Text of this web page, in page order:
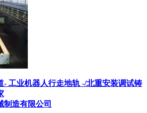
- 工业机器人行走地轨 -/北重安装调试铸
制造有限公司